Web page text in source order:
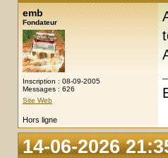
emb
Fondateur
Inscription : 08-09-2005
Messages : 626
Site Web
Hors ligne
14-06-2026